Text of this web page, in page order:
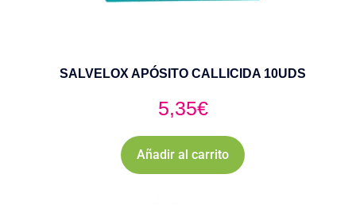
SALVELOX APÓSITO CALLICIDA 10UDS
5,35€
Añadir al carrito